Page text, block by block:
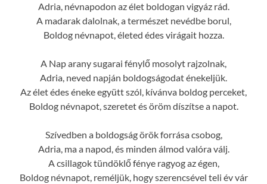
Adria, névnapodon az élet boldogan vigyáz rád.
A madarak dalolnak, a természet nevédbe borul,
Boldog névnapot, életed édes virágait hozza.
A Nap arany sugarai fénylő mosolyt rajzolnak,
Adria, neved napján boldogságodat énekeljük.
Az élet édes éneke együtt szól, kívánva boldog perceket,
Boldog névnapot, szeretet és öröm díszítse a napot.
Szívedben a boldogság örök forrása csobog,
Adria, ma a napod, és minden álmod valóra válj.
A csillagok tündöklő fénye ragyog az égen,
Boldog névnapot, reméljük, hogy szerencsével teli év vár